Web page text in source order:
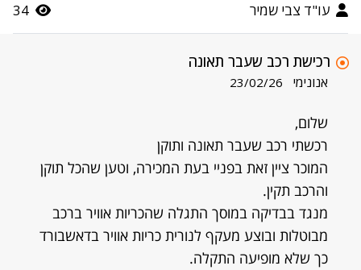
עו"ד צבי שמיר 34
רכישת רכב שעבר תאונה
אנונימי 23/02/26
שלום,
רכשתי רכב שעבר תאונה ותוקן
המוכר ציין זאת בפניי בעת המכירה, וטען שהכל תוקן
והרכב תקין.
מנגד בבדיקה במוסך התגלה שהכריות אוויר ברכב
מבוטלות ובוצע מעקף לנורית כריות אוויר בדאשבורד
כך שלא מופיעה התקלה.